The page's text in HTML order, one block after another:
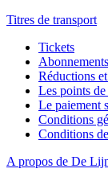
Titres de transport
Tickets
Abonnements
Réductions
Les points
Le paiement
Conditions
Conditions
A propos de De